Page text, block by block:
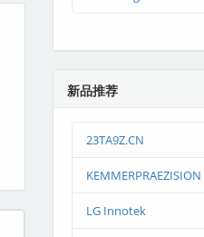
新品推荐
23TA9Z.CN
KEMMERPRAEZISION
LG Innotek